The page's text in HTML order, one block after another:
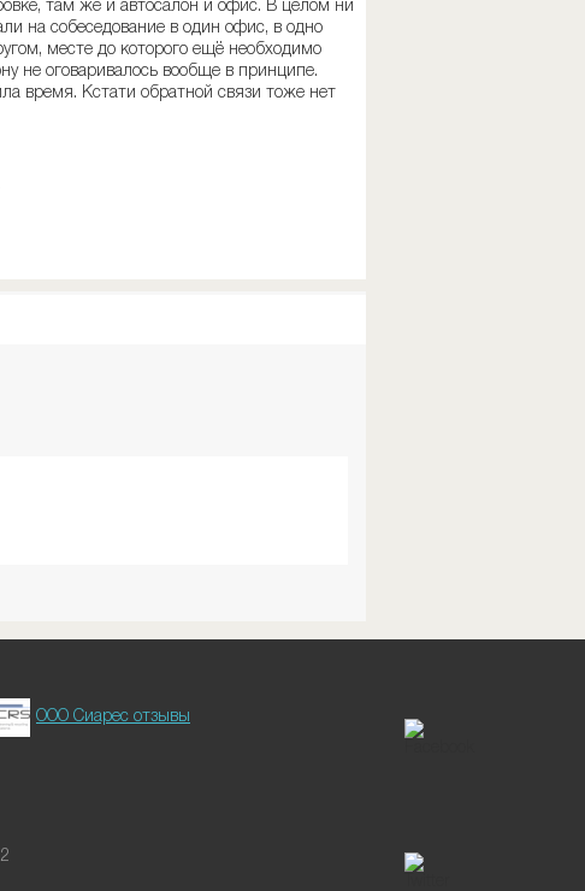
там же и автосалон и офис. В целом ни
на собеседование в один офис, в одно
месте до которого ещё необходимо
не оговаривалось вообще в принципе.
время. Кстати обратной связи тоже нет
ООО Сиарес отзывы